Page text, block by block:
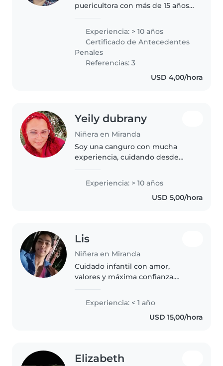
puericultora con más de 15 años
educación infantil. Mi trayectoria
se ha centrado en ofrecer un
ambiente seguro y
enriquecedor..
Experiencia: > 10 años
Certificado de Antecedentes
Penales
Referencias: 3
USD 4,00/hora
Yeily dubrany
Niñera en Miranda
Soy una canguro con mucha
experiencia, cuidando desde
juegos, los cuentos y dibujar con
los niños. Disfruto cocinando y
Experiencia: > 10 años
USD 5,00/hora
Lis
Niñera en Miranda
Cuidado infantil con amor,
valores y máxima confianza.
Experiencia: < 1 año
USD 15,00/hora
Elizabeth